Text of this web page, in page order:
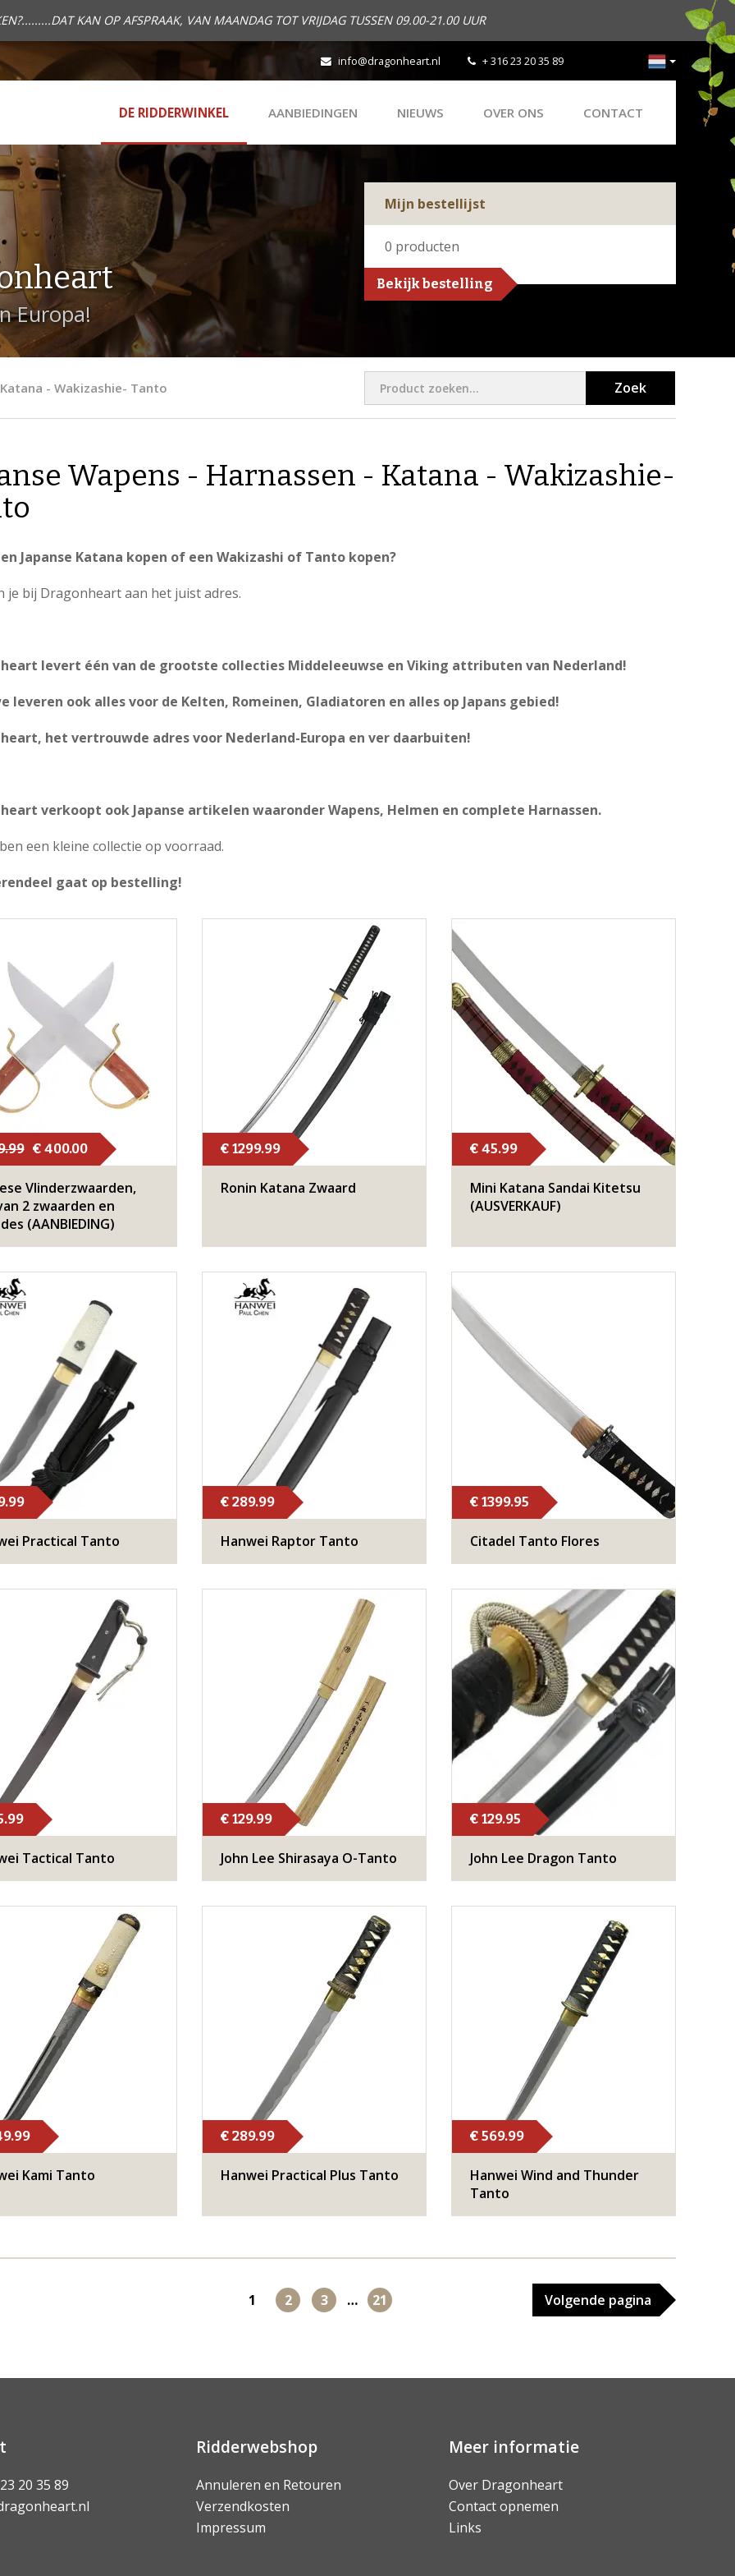
KAN OP AFSPRAAK, VAN MAANDAG TOT VRIJDAG TUSSEN 09.00-21.00 UUR
info@dragonheart.nl + 316 23 20 35 89
DE RIDDERWINKEL AANBIEDINGEN NIEUWS OVER ONS CONTACT
Europa!
Mijn bestellijst
0 producten
Bekijk bestelling
- Wakizashie- Tanto Zoek
Wapens - Harnassen - Katana - Wakizashie-
Japanse Katana kopen of een Wakizashi of Tanto kopen?
je bij Dragonheart aan het juist adres.
levert één van de grootste collecties Middeleeuwse en Viking attributen van Nederland!
leveren ook alles voor de Kelten, Romeinen, Gladiatoren en alles op Japans gebied!
het vertrouwde adres voor Nederland-Europa en ver daarbuiten!
verkoopt ook Japanse artikelen waaronder Wapens, Helmen en complete Harnassen.
een kleine collectie op voorraad.
gaat op bestelling!
€ 400.00
Vlinderzwaarden,
2 zwaarden en
(AANBIEDING)
€ 1299.99
Ronin Katana Zwaard
€ 45.99
Mini Katana Sandai Kitetsu
(AUSVERKAUF)
Practical Tanto
€ 289.99
Hanwei Raptor Tanto
€ 1399.95
Citadel Tanto Flores
Tactical Tanto
€ 129.99
​John Lee Shirasaya O-Tanto
€ 129.95
John Lee Dragon Tanto
Kami Tanto
€ 289.99
Hanwei Practical Plus Tanto
€ 569.99
​Hanwei Wind and Thunder
Tanto
1 2 3 … 21 Volgende pagina
20 35 89
Ridderwebshop
Annuleren en Retouren
Verzendkosten
Impressum
Meer informatie
Over Dragonheart
Contact opnemen
Links